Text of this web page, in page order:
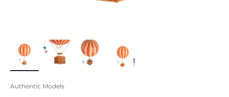
Authentic Models